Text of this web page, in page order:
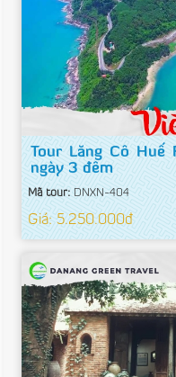
Tour Lăng Cô
ngày 3 đêm
Mã tour: DNXN-404
Giá: 5.250.000đ